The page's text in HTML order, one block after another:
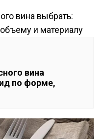
вина
по форме,